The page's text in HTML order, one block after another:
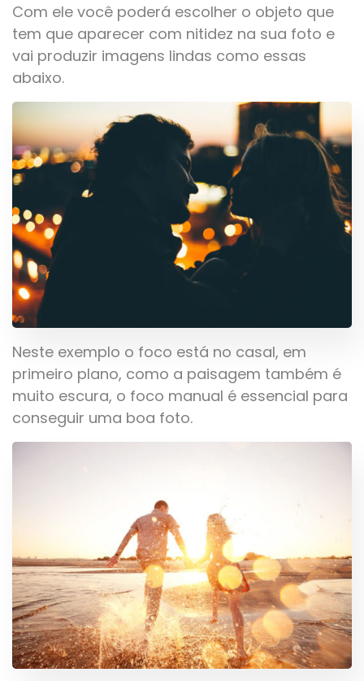
Com ele você poderá escolher o objeto que
tem que aparecer com nitidez na sua foto e
vai produzir imagens lindas como essas
abaixo.
Neste exemplo o foco está no casal, em
primeiro plano, como a paisagem também é
muito escura, o foco manual é essencial para
conseguir uma boa foto.